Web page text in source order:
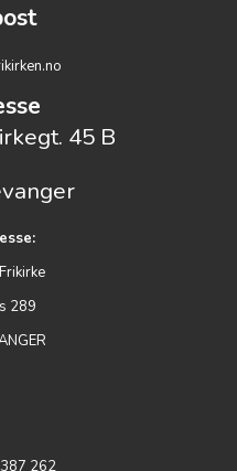
45 B
289
262